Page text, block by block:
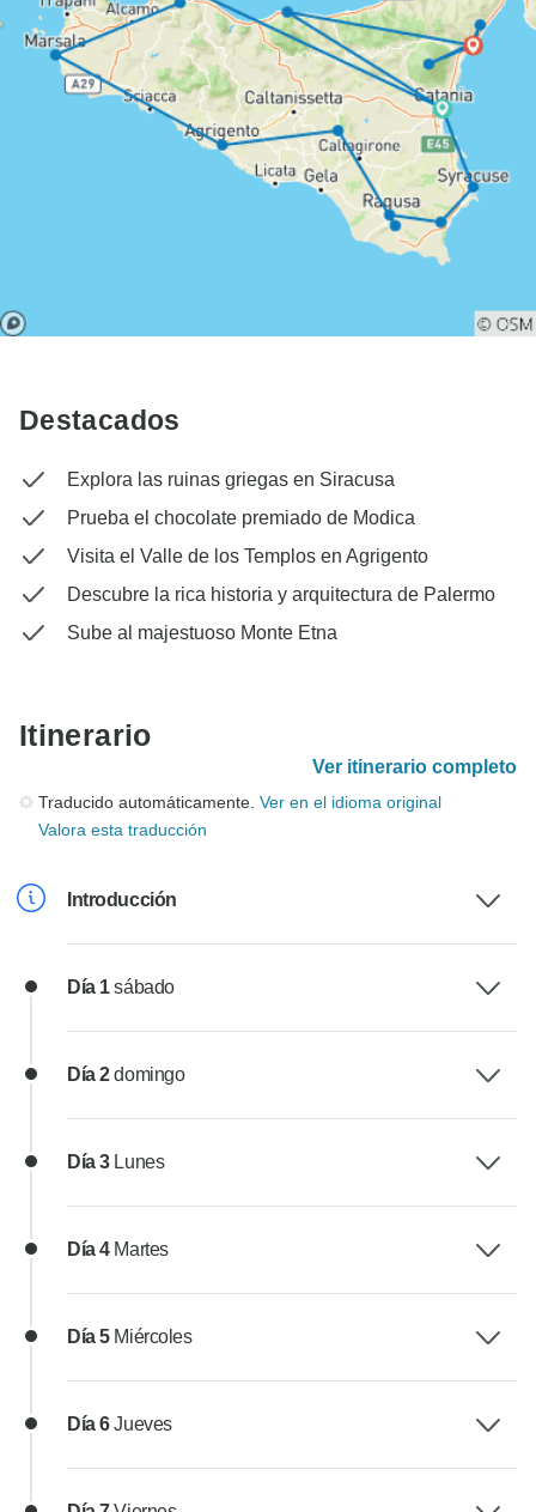
Destacados
Explora las ruinas griegas en Siracusa
Prueba el chocolate premiado de Modica
Visita el Valle de los Templos en Agrigento
Descubre la rica historia y arquitectura de Palermo
Sube al majestuoso Monte Etna
Itinerario
Ver itinerario completo
Traducido automáticamente. Ver en el idioma original
Valora esta traducción
Introducción
Día 1sábado
Día 2domingo
Día 3 Lunes
Día 4 Martes
Día 5 Miércoles
Día 6Jueves